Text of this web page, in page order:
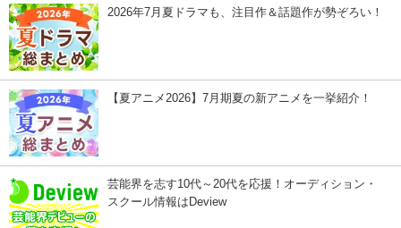
2026年7月夏ドラマも、注目作＆話題作が勢ぞろい！
【夏アニメ2026】7月期夏の新アニメを一挙紹介！
芸能界を志す10代～20代を応援！オーディション・
スクール情報はDeview